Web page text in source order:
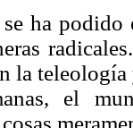
ha
la
el